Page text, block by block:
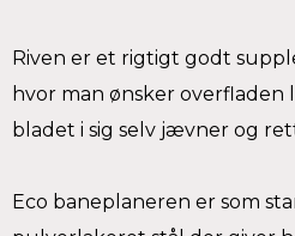
Riven er et rigtigt godt
hvor man ønsker
bladet i sig selv jævner og
Eco baneplaneren er som